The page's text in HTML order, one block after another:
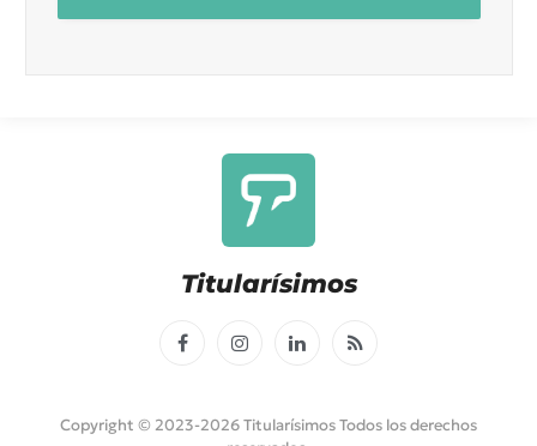
Titularísimos
FacebookInstagramLinkedInRSS
Copyright © 2023-2026 Titularísimos Todos los derechos